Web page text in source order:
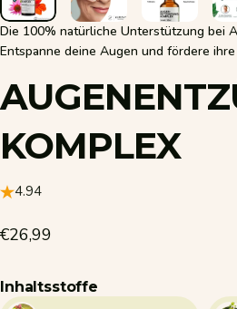
Die 100% natürliche Unterstützung bei
Entspanne deine Augen und fördere
KOMPLEX
4.94
€26,99
Inhaltsstoffe